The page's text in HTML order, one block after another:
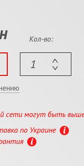
Кол-во:
сети могут быть
по Украине